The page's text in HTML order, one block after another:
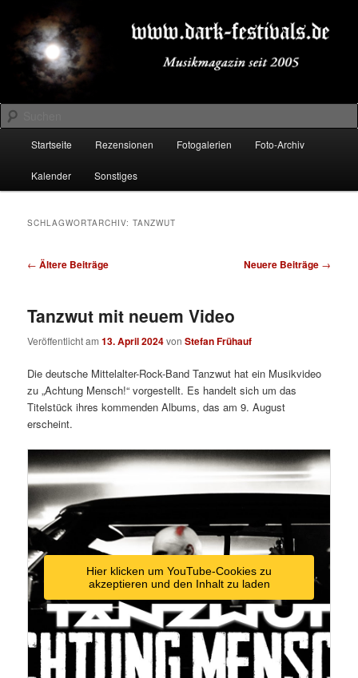
primären
Inhalt
springen
sekundären
Inhalt
springenDARK-FESTIVALS.DE
Suchen
Startseite Rezensionen Fotogalerien Foto-Archiv
Kalender Sonstiges
SCHLAGWORTARCHIV:TANZWUT
Beitragsnavigation
← Ältere Beiträge Neuere Beiträge →
Tanzwut mit neuem Video
Veröffentlicht am13. April 2024vonStefan Frühauf
Die deutsche Mittelalter-Rock-Band Tanzwut hat ein Musikvideo
zu „Achtung Mensch!“ vorgestellt. Es handelt sich um das
Titelstück ihres kommenden Albums, das am 9. August
erscheint.
Hier klicken um YouTube-Cookies zu
akzeptieren und den Inhalt zu laden